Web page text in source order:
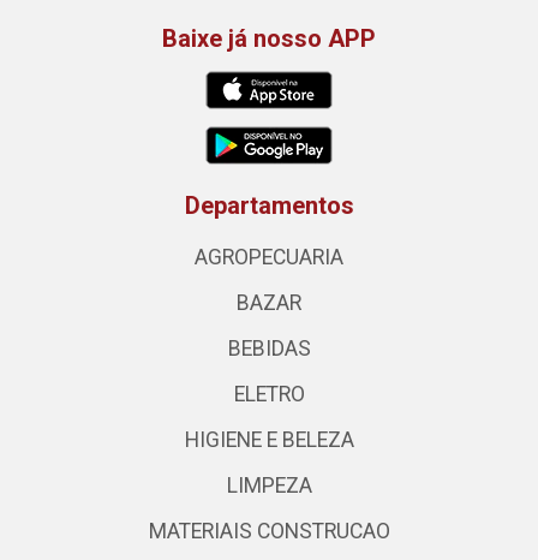
Baixe já nosso APP
Departamentos
AGROPECUARIA
BAZAR
BEBIDAS
ELETRO
HIGIENE E BELEZA
LIMPEZA
MATERIAIS CONSTRUCAO